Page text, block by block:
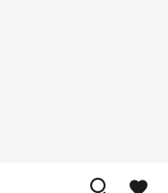
 